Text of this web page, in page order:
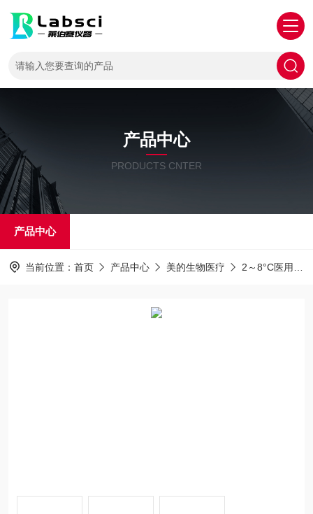
产品中心
PRODUCTS CNTER
产品中心
当前位置： 首页 产品中心 美的生物医疗 2～8°C医用冷藏箱